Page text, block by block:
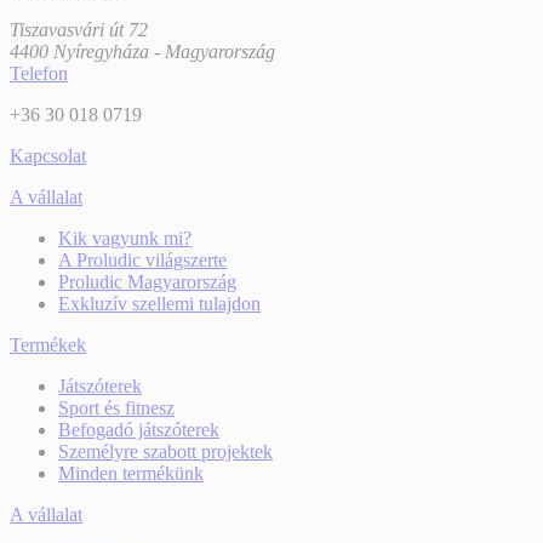
Tiszavasvári út 72
4400 Nyíregyháza - Magyarország
Telefon
+36 30 018 0719
Kapcsolat
A vállalat
Kik vagyunk mi?
A Proludic világszerte
Proludic Magyarország
Exkluzív szellemi tulajdon
Termékek
Játszóterek
Sport és fitnesz
Befogadó játszóterek
Személyre szabott projektek
Minden termékünk
A vállalat